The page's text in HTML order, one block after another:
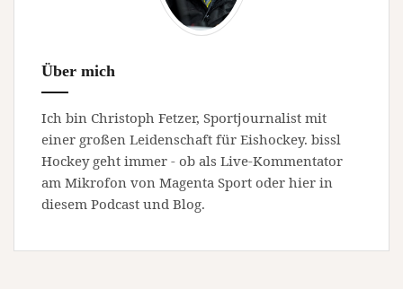
Über mich
Ich bin Christoph Fetzer, Sportjournalist mit
einer großen Leidenschaft für Eishockey. bissl
Hockey geht immer - ob als Live-Kommentator
am Mikrofon von Magenta Sport oder hier in
diesem Podcast und Blog.